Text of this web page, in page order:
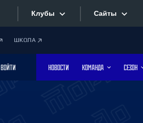
Клубы
Дивизион Боброва
Лада
Сайты
ШКОЛА
ВОЙТИ НОВОСТИ КОМАНДА СЕЗОН